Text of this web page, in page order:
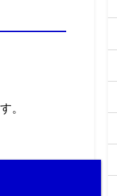
。